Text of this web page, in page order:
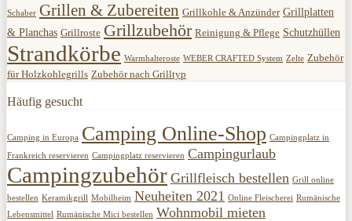
Schaber Grillen & Zubereiten Grillkohle & Anzünder Grillplatten
& Planchas Grillroste Grillzubehör Reinigung & Pflege Schutzhüllen
Strandkörbe Warmhalteroste WEBER CRAFTED System Zelte Zubehör
für Holzkohlegrills Zubehör nach Grilltyp
Häufig gesucht
Camping in Europa Camping Online-Shop Campingplatz in
Frankreich reservieren Campingplatz reservieren Campingurlaub
Campingzubehör Grillfleisch bestellen Grill online
bestellen Keramikgrill Mobilheim Neuheiten 2021 Online Fleischerei Rumänische
Lebensmittel Rumänische Mici bestellen Wohnmobil mieten